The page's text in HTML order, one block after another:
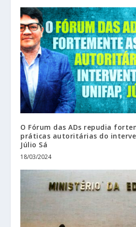
O Fórum das ADs repudia
práticas autoritárias do
Júlio Sá
18/03/2024